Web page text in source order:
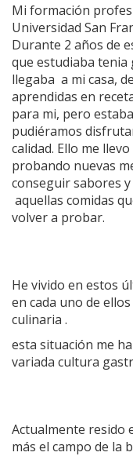
Mi formación
Universidad San
Durante 2 años de
que estudiaba tenia
llegaba a mi casa,
aprendidas en
para mi, pero
pudiéramos
calidad. Ello me
probando nuevas
conseguir sabores
aquellas comidas
volver a probar.
He vivido en estos
en cada uno de
culinaria .
esta situación me
variada cultura
Actualmente resido
más el campo de la